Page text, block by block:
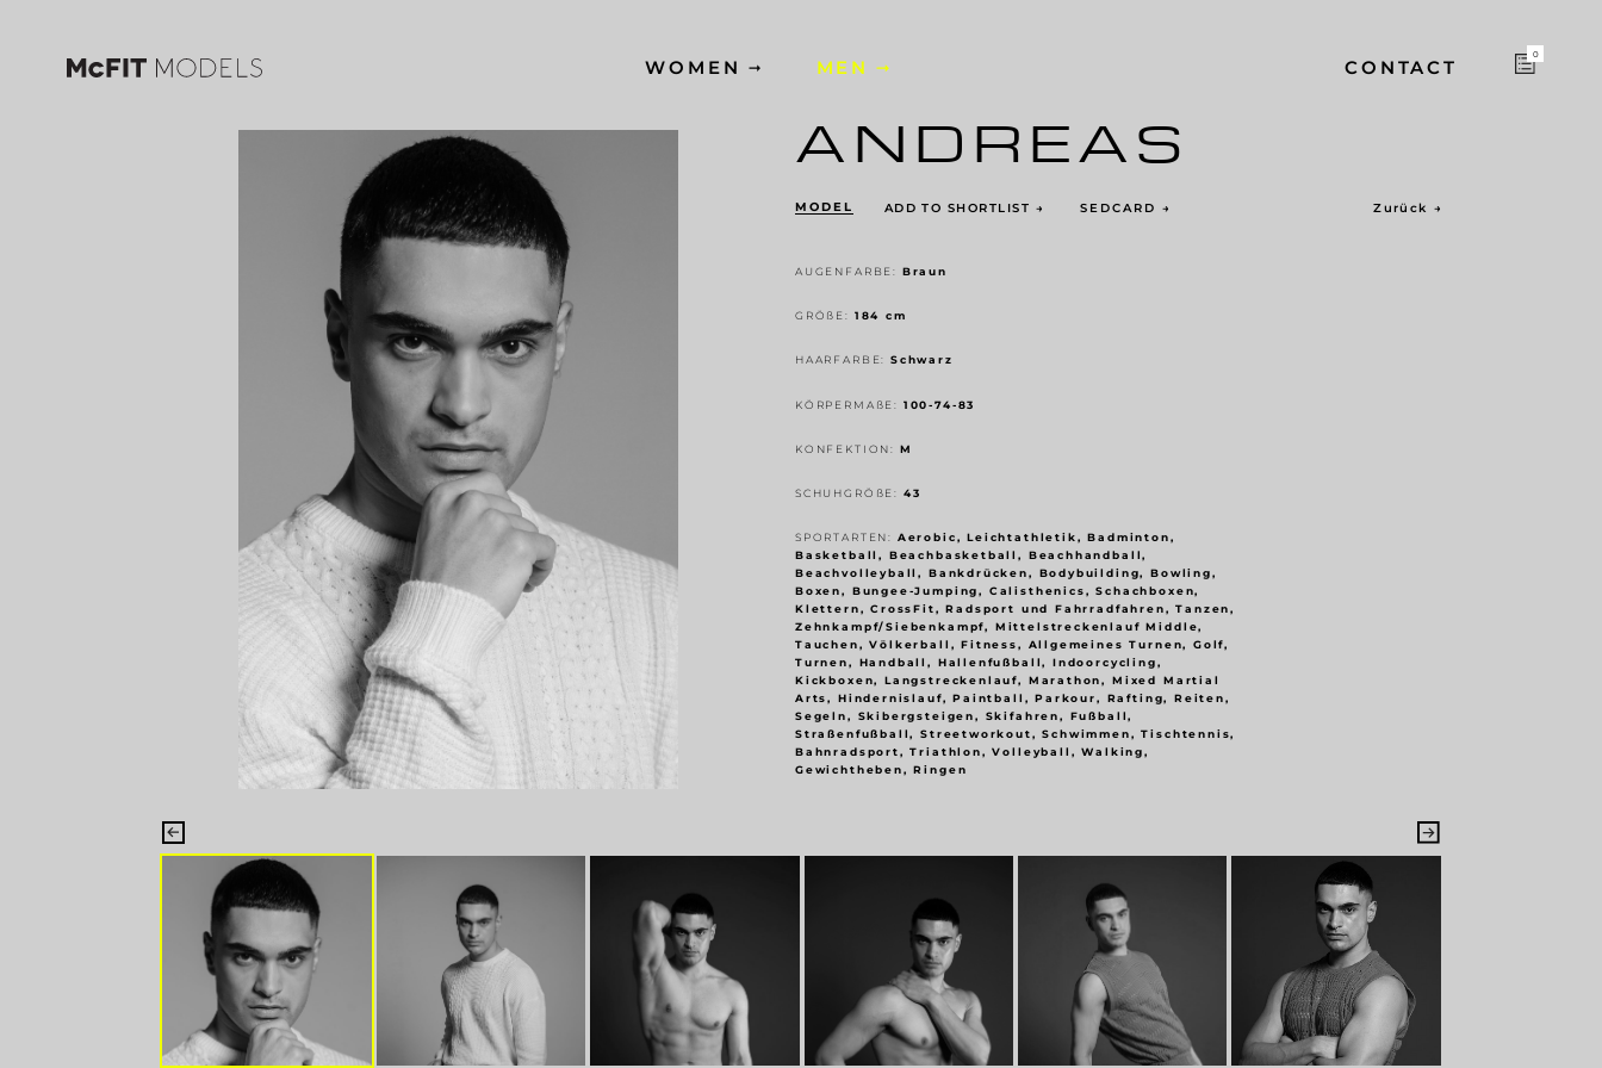
WOMEN MEN CONTACT
0
ANDREAS
MODEL ADD TO SHORTLIST → SEDCARD → Zurück →
AUGENFARBE: Braun
GRÖ ß E: 184 cm
HAARFARBE:Schwarz
KÖRPERMA ßE: 100-74-83
KONFEKTION: M
SCHUHGRÖ ßE: 43
SPORTARTEN: Aerobic, Leichtathletik, Badminton,
Basketball, Beachbasketball, Beachhandball,
Beachvolleyball, Bankdrücken, Bodybuilding, Bowling,
Boxen, Bungee-Jumping, Calisthenics, Schachboxen,
Klettern, CrossFit, Radsport und Fahrradfahren, Tanzen,
Zehnkampf/Siebenkampf, Mittelstreckenlauf Middle,
Tauchen, Völkerball, Fitness, Allgemeines Turnen, Golf,
Turnen, Handball, Hallenfußball, Indoorcycling,
Kickboxen, Langstreckenlauf, Marathon, Mixed Martial
Arts, Hindernislauf, Paintball, Parkour, Rafting, Reiten,
Segeln, Skibergsteigen, Skifahren, Fußball,
Straßenfußball, Streetworkout, Schwimmen, Tischtennis,
Bahnradsport, Triathlon, Volleyball, Walking,
Gewichtheben, Ringen